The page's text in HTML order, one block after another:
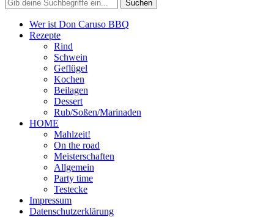
Wer ist Don Caruso BBQ
Rezepte
Rind
Schwein
Geflügel
Kochen
Beilagen
Dessert
Rub/Soßen/Marinaden
HOME
Mahlzeit!
On the road
Meisterschaften
Allgemein
Party time
Testecke
Impressum
Datenschutzerklärung